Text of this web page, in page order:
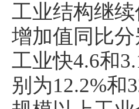
工业结构继
增加值同比
工业快4.6和
别为12.2%和